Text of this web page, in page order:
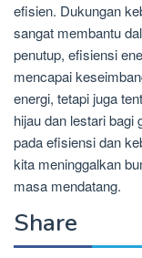
efisien. Dukungan
sangat membantu
penutup, efisiensi
mencapai
energi, tetapi juga
hijau dan lestari bagi
pada efisiensi dan
kita meninggalkan
masa mendatang.
Share